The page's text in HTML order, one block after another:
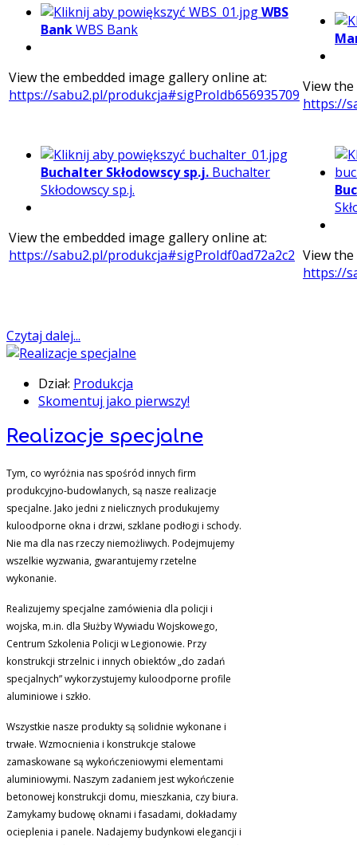
WBS
BankWBS Bank
View the embedded image gallery online at:
https://sabu2.pl/produkcja#sigProIdb656935709 View
https://
Buchalter Skłodowscy sp.j. Buchalter
Skłodowscy sp.j.
View the embedded image gallery online at:
https://sabu2.pl/produkcja#sigProIdf0ad72a2c2 View
https://
Czytaj dalej...
Dział: Produkcja
Skomentuj jako pierwszy!
Realizacje specjalne
Tym, co wyróżnia nas spośród innych firm
produkcyjno-budowlanych, są nasze realizacje
specjalne. Jako jedni z nielicznych produkujemy
kuloodporne okna i drzwi, szklane podłogi i schody.
Nie ma dla nas rzeczy niemożliwych. Podejmujemy
wszelkie wyzwania, gwarantujemy rzetelne
wykonanie.
Realizujemy specjalne zamówienia dla policji i
wojska, m.in. dla Służby Wywiadu Wojskowego,
Centrum Szkolenia Policji w Legionowie. Przy
konstrukcji strzelnic i innych obiektów „do zadań
specjalnych” wykorzystujemy kuloodporne profile
aluminiowe i szkło.
Wszystkie nasze produkty są solidnie wykonane i
trwałe. Wzmocnienia i konstrukcje stalowe
zamaskowane są wykończeniowymi elementami
aluminiowymi. Naszym zadaniem jest wykończenie
betonowej konstrukcji domu, mieszkania, czy biura.
Zamykamy budowę oknami i fasadami, dokładamy
ocieplenia i panele. Nadajemy budynkowi elegancji i